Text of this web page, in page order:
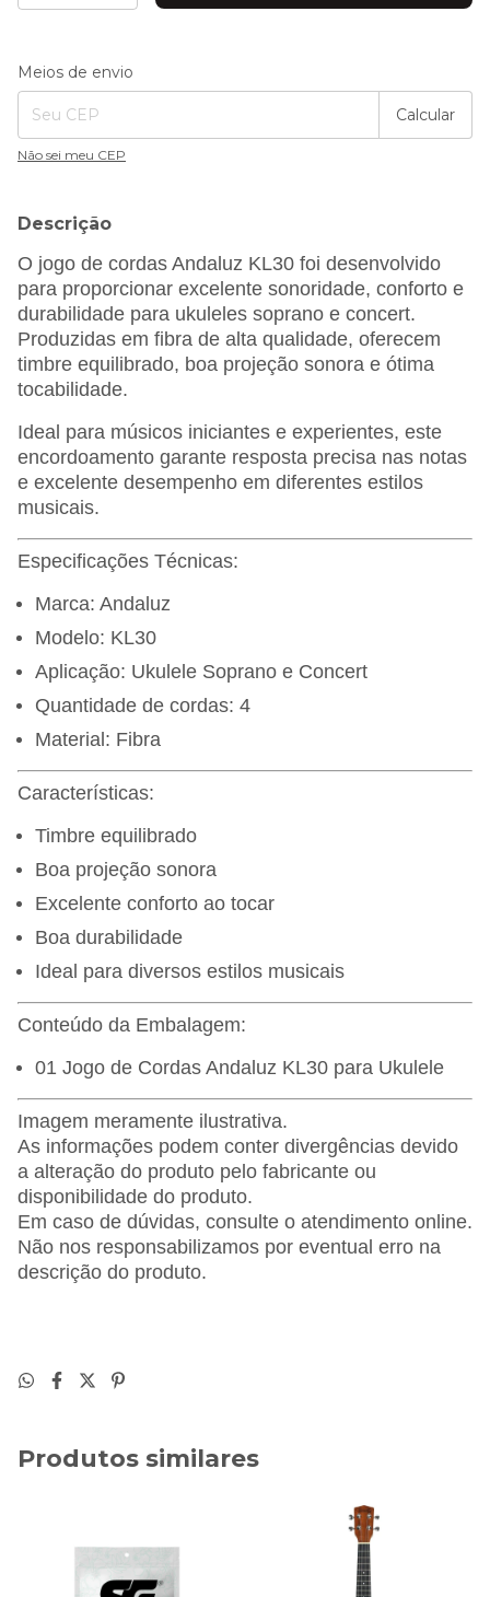
Entregas para o CEP:
Meios de envio
Calcular
Não sei meu CEP
Descrição
O jogo de cordas Andaluz KL30 foi desenvolvido
para proporcionar excelente sonoridade, conforto e
durabilidade para ukuleles soprano e concert.
Produzidas em fibra de alta qualidade, oferecem
timbre equilibrado, boa projeção sonora e ótima
tocabilidade.
Ideal para músicos iniciantes e experientes, este
encordoamento garante resposta precisa nas notas
e excelente desempenho em diferentes estilos
musicais.
Especificações Técnicas:
Marca: Andaluz
Modelo: KL30
Aplicação: Ukulele Soprano e Concert
Quantidade de cordas: 4
Material: Fibra
Características:
Timbre equilibrado
Boa projeção sonora
Excelente conforto ao tocar
Boa durabilidade
Ideal para diversos estilos musicais
Conteúdo da Embalagem:
01 Jogo de Cordas Andaluz KL30 para Ukulele
Imagem meramente ilustrativa.
As informações podem conter divergências devido
a alteração do produto pelo fabricante ou
disponibilidade do produto.
Em caso de dúvidas, consulte o atendimento online.
Não nos responsabilizamos por eventual erro na
descrição do produto.
Produtos similares